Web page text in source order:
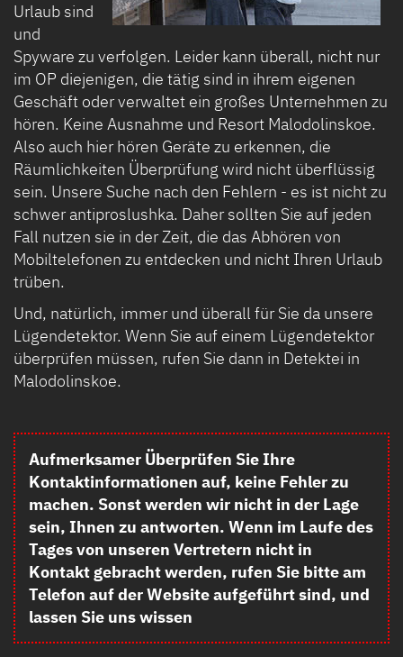
Urlaub sind
und
Spyware zu verfolgen. Leider kann überall, nicht nur
im OP diejenigen, die tätig sind in ihrem eigenen
Geschäft oder verwaltet ein großes Unternehmen zu
hören. Keine Ausnahme und Resort Malodolinskoe.
Also auch hier hören Geräte zu erkennen, die
Räumlichkeiten Überprüfung wird nicht überflüssig
sein. Unsere Suche nach den Fehlern - es ist nicht zu
schwer antiproslushka. Daher sollten Sie auf jeden
Fall nutzen sie in der Zeit, die das Abhören von
Mobiltelefonen zu entdecken und nicht Ihren Urlaub
trüben.
Und, natürlich, immer und überall für Sie da unsere
Lügendetektor. Wenn Sie auf einem Lügendetektor
überprüfen müssen, rufen Sie dann in Detektei in
Malodolinskoe.
Aufmerksamer Überprüfen Sie Ihre
Kontaktinformationen auf, keine Fehler zu
machen. Sonst werden wir nicht in der Lage
sein, Ihnen zu antworten. Wenn im Laufe des
Tages von unseren Vertretern nicht in
Kontakt gebracht werden, rufen Sie bitte am
Telefon auf der Website aufgeführt sind, und
lassen Sie uns wissen